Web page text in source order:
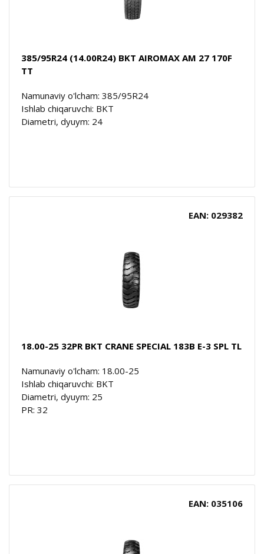
385/95R24 (14.00R24) BKT AIROMAX AM 27 170F
TT
Namunaviy o'lcham: 385/95R24
Ishlab chiqaruvchi: BKT
Diametri, dyuym: 24
EAN: 029382
18.00-25 32PR BKT CRANE SPECIAL 183B E-3 SPL TL
Namunaviy o'lcham: 18.00-25
Ishlab chiqaruvchi: BKT
Diametri, dyuym: 25
PR: 32
EAN: 035106